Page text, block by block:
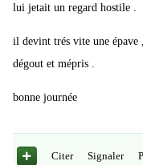
lui jetait un regard hostile .
il devint trés vite une épave
dégout et mépris .
bonne journée
Citer Signaler